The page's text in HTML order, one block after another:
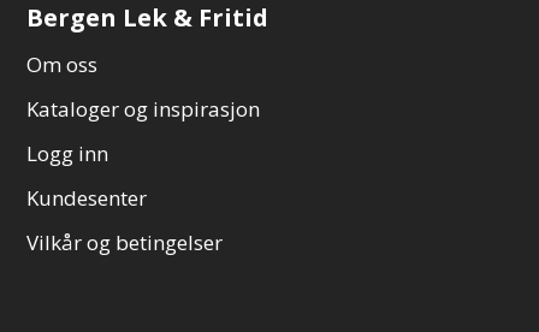
Bergen Lek & Fritid
Om oss
Kataloger og inspirasjon
Logg inn
Kundesenter
Vilkår og betingelser